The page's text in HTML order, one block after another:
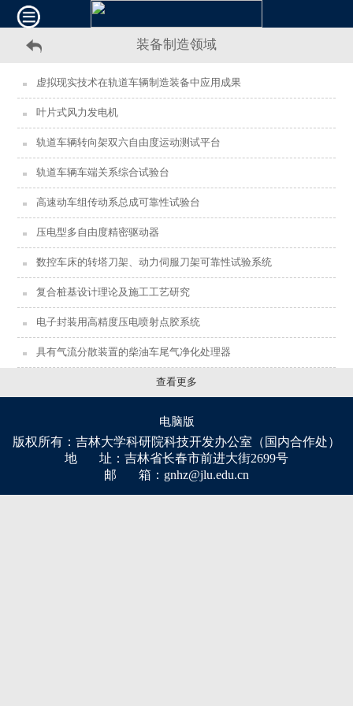
装备制造领域
虚拟现实技术在轨道车辆制造装备中应用成果
叶片式风力发电机
轨道车辆转向架双六自由度运动测试平台
轨道车辆车端关系综合试验台
高速动车组传动系总成可靠性试验台
压电型多自由度精密驱动器
数控车床的转塔刀架、动力伺服刀架可靠性试验系统
复合桩基设计理论及施工工艺研究
电子封装用高精度压电喷射点胶系统
具有气流分散装置的柴油车尾气净化处理器
查看更多
电脑版
版权所有：吉林大学科研院科技开发办公室（国内合作处）
地 址：吉林省长春市前进大街2699号
邮 箱：gnhz@jlu.edu.cn